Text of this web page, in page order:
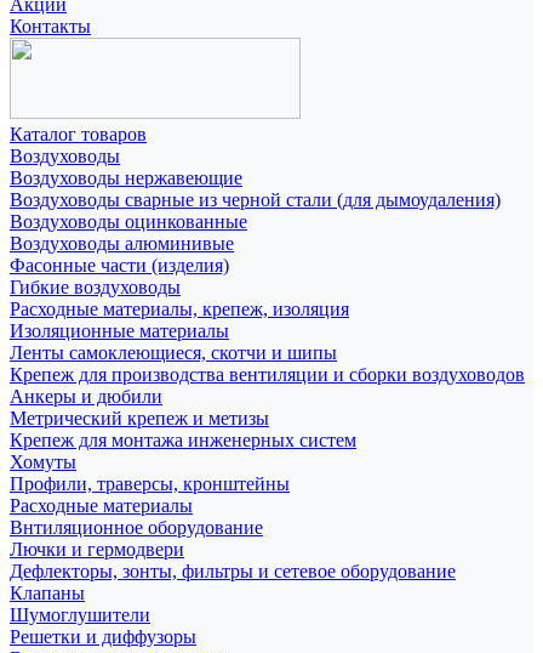
Акции
Контакты
Каталог товаров
Воздуховоды
Воздуховоды нержавеющие
Воздуховоды сварные из черной стали (для дымоудаления)
Воздуховоды оцинкованные
Воздуховоды алюминивые
Фасонные части (изделия)
Гибкие воздуховоды
Расходные материалы, крепеж, изоляция
Изоляционные материалы
Ленты самоклеющиеся, скотчи и шипы
Крепеж для производства вентиляции и сборки воздуховодов
Анкеры и дюбили
Метрический крепеж и метизы
Крепеж для монтажа инженерных систем
Хомуты
Профили, траверсы, кронштейны
Расходные материалы
Внтиляционное оборудование
Лючки и гермодвери
Дефлекторы, зонты, фильтры и сетевое оборудование
Клапаны
Шумоглушители
Решетки и диффузоры